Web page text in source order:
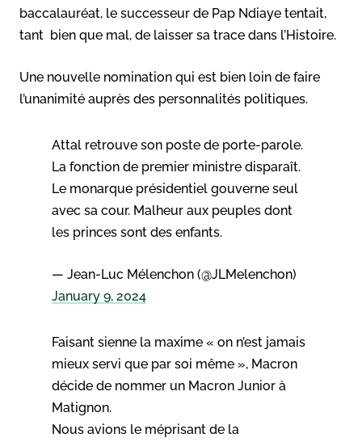
baccalauréat, le successeur de Pap Ndiaye tentait,
tant bien que mal, de laisser sa trace dans l’Histoire.
Une nouvelle nomination qui est bien loin de faire
l’unanimité auprès des personnalités politiques.
Attal retrouve son poste de porte-parole.
La fonction de premier ministre disparaît.
Le monarque présidentiel gouverne seul
avec sa cour. Malheur aux peuples dont
les princes sont des enfants.
— Jean-Luc Mélenchon (@JLMelenchon)
January 9, 2024
Faisant sienne la maxime « on n’est jamais
mieux servi que par soi même », Macron
décide de nommer un Macron Junior à
Matignon.
Nous avions le méprisant de la